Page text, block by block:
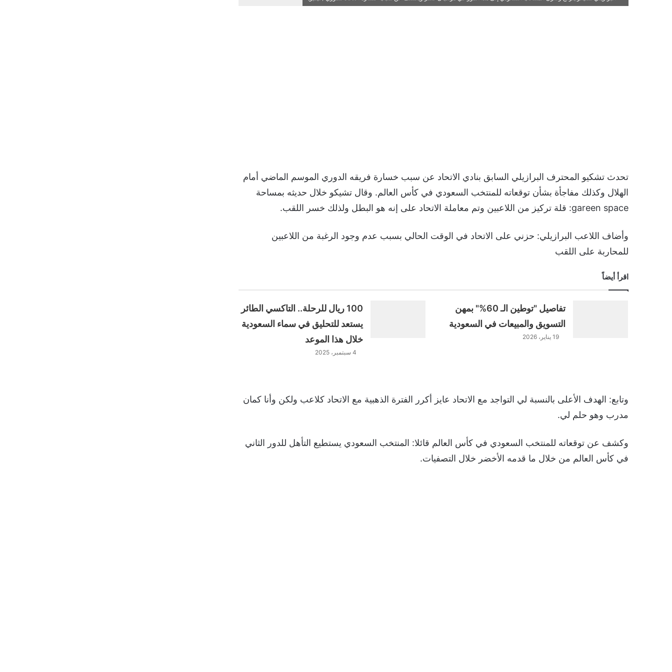
تحدث تشكيو المحترف البرازيلي السابق بنادي الاتحاد عن سبب خسارة فريقه الدوري الموسم الماضي أمام
الهلال وكذلك مفاجأة بشأن توقعاته للمنتخب السعودي في كأس العالم. وقال تشيكو خلال حديثه بمساحة
gareen space: قلة تركيز من اللاعبين وتم معاملة الاتحاد على إنه هو البطل ولذلك خسر اللقب.
وأضاف اللاعب البرازيلي: حزني على الاتحاد في الوقت الحالي بسبب عدم وجود الرغبة من اللاعبين
للمحاربة على اللقب
اقرأ أيضاً
تفاصيل "توطين الـ 60%" بمهن
التسويق والمبيعات في السعودية
19 يناير، 2026
100 ريال للرحلة.. التاكسي الطائر
يستعد للتحليق في سماء السعودية
خلال هذا الموعد
4 سبتمبر، 2025
وتابع: الهدف الأعلى بالنسبة لي التواجد مع الاتحاد عايز أكرر الفترة الذهبية مع الاتحاد كلاعب ولكن وأنا كمان
مدرب وهو حلم لي.
وكشف عن توقعاته للمنتخب السعودي في كأس العالم قائلا: المنتخب السعودي يستطيع التأهل للدور الثاني
في كأس العالم من خلال ما قدمه الأخضر خلال التصفيات.